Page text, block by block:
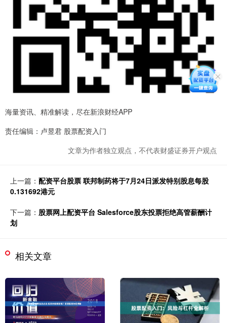
海量资讯、精准解读，尽在新浪财经APP
责任编辑：卢昱君 股票配资入门
文章为作者独立观点，不代表财盛证券开户观点
上一篇： 配资平台股票 联邦制药将于7月24日派发特别股息每股
0.131692港元
下一篇： 股票网上配资平台 Salesforce股东投票拒绝高管薪酬计
划
相关文章